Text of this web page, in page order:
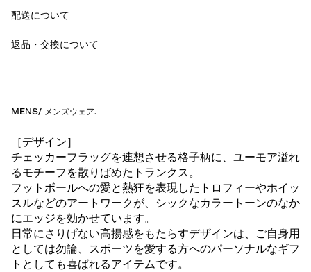
配送について
返品・交換について
MENS/ メンズウェア.
［デザイン］
チェッカーフラッグを連想させる格子柄に、ユーモア溢れ
るモチーフを散りばめたトランクス。
フットボールへの愛と熱狂を表現したトロフィーやホイッ
スルなどのアートワークが、シックなカラートーンのなか
にエッジを効かせています。
日常にさりげない高揚感をもたらすデザインは、ご自身用
としては勿論、スポーツを愛する方へのパーソナルなギフ
トとしても喜ばれるアイテムです。